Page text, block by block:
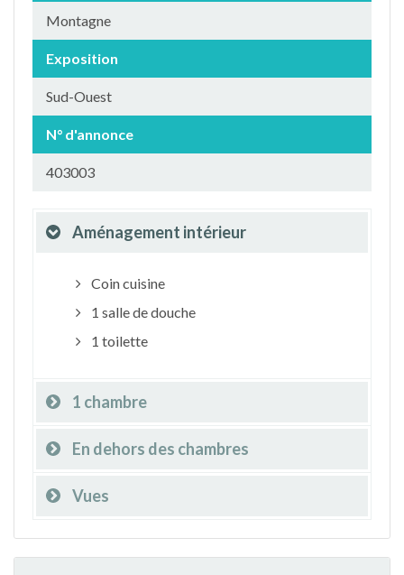
Montagne
Exposition
Sud-Ouest
N° d'annonce
403003
Aménagement intérieur
Coin cuisine
1 salle de douche
1 toilette
1 chambre
En dehors des chambres
Vues